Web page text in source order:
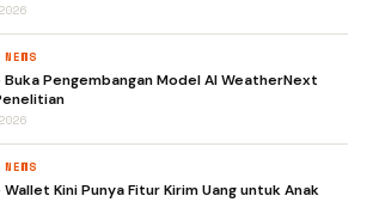
Pengembangan Model AI WeatherNext
Kini Punya Fitur Kirim Uang untuk Anak